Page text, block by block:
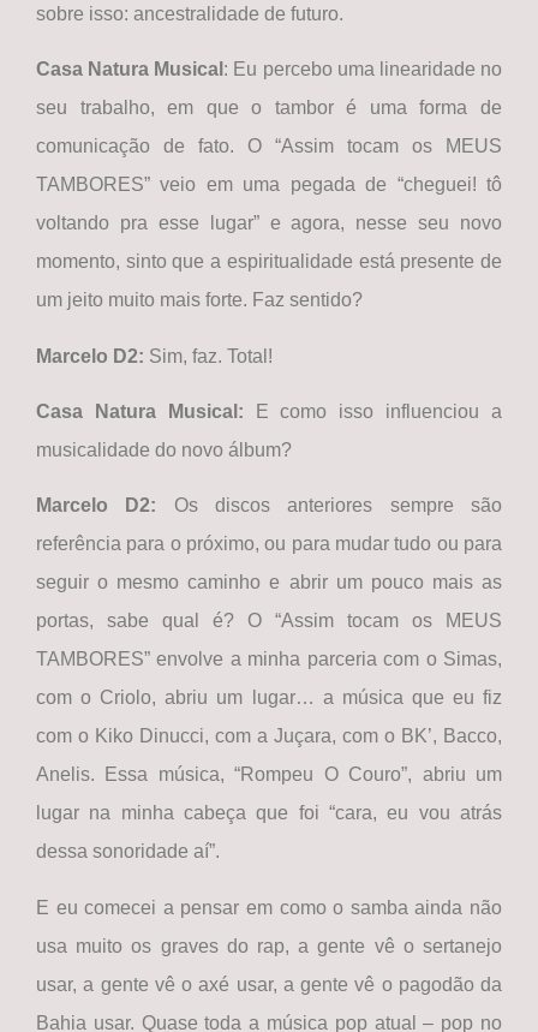
sobre isso: ancestralidade de futuro.
Casa Natura Musical : Eu percebo uma linearidade no
seu trabalho, em que o tambor é uma forma de
comunicação de fato. O “Assim tocam os MEUS
TAMBORES” veio em uma pegada de “cheguei! tô
voltando pra esse lugar” e agora, nesse seu novo
momento, sinto que a espiritualidade está presente de
um jeito muito mais forte. Faz sentido?
Marcelo D2: Sim, faz. Total!
Casa Natura Musical :
E como isso influenciou a
musicalidade do novo álbum?
Marcelo D2: Os discos anteriores sempre são
referência para o próximo, ou para mudar tudo ou para
seguir o mesmo caminho e abrir um pouco mais as
portas, sabe qual é? O “Assim tocam os MEUS
TAMBORES” envolve a minha parceria com o Simas,
com o Criolo, abriu um lugar… a música que eu fiz
com o Kiko Dinucci, com a Juçara, com o BK’, Bacco,
Anelis. Essa música, “Rompeu O Couro”, abriu um
lugar na minha cabeça que foi “cara, eu vou atrás
dessa sonoridade aí”.
E eu comecei a pensar em como o samba ainda não
usa muito os graves do rap, a gente vê o sertanejo
usar, a gente vê o axé usar, a gente vê o pagodão da
Bahia usar. Quase toda a música pop atual – pop no